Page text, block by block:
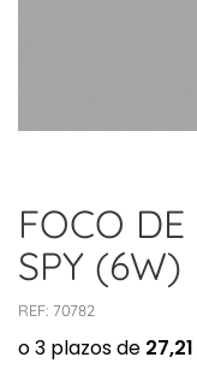
FOCO DE
SPY (6W)
REF: 70782